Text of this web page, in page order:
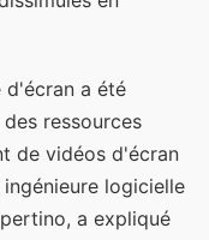
a été
ressources
de vidéos d'écran
logicielle
a expliqué